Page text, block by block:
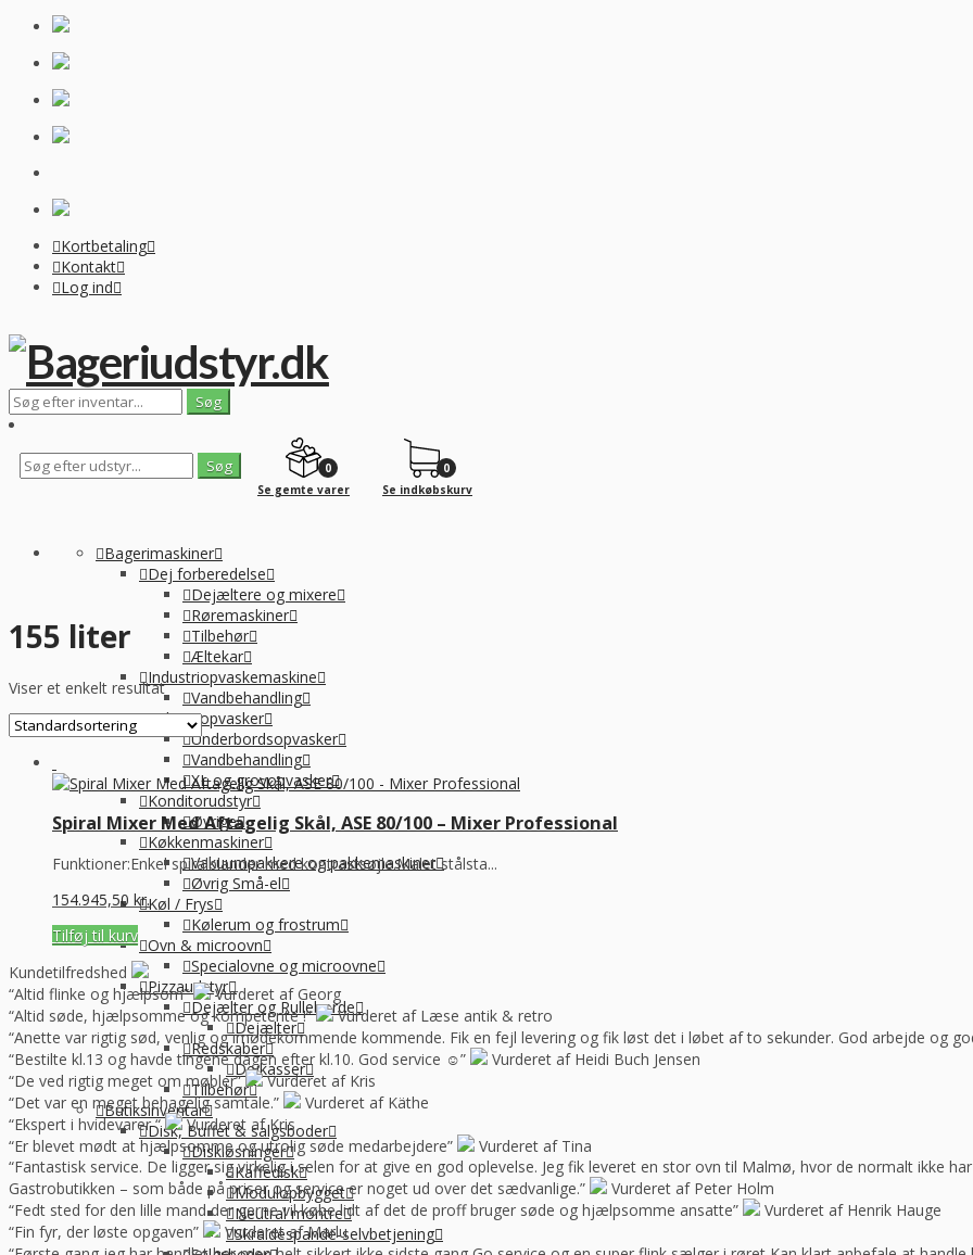
Kortbetaling
Kontakt
Log ind
0
Se gemte varer
0
Se indkøbskurv
Bagerimaskiner
Dej forberedelse
Dejæltere og mixere
Røremaskiner
Tilbehør
Æltekar
Industriopvaskemaskine
Vandbehandling
Industriopvasker
Underbordsopvasker
Vandbehandling
XL og grovopvasker
Konditorudstyr
Øvrige
Køkkenmaskiner
Vakuumpakkere og pakkemaskiner
Øvrig Små-el
Køl / Frys
Kølerum og frostrum
Ovn & microovn
Specialovne og microovne
Pizzaudstyr
Dejælter og Rulleborde
Dejælter
Redskaber
Dejkasser
Tilbehør
Butiksinventar
Disk, Buffet & salgsboder
Diskløsninger
Kaffedisk
Modulopbygget
Neutral montre
Skraldespande-selvbetjening
155 liter
Viser et enkelt resultat
Spiral Mixer Med Aftagelig Skål, ASE 80/100 – Mixer Professional
Funktioner:Enkel spiralblander med kontrastsøjle.Malet stålsta...
154.945,50 kr.
Tilføj til kurv
Kundetilfredshed
“Altid flinke og hjælpsom”
Vurderet af Georg
“Altid søde, hjælpsomme og kompetente !”
Vurderet af Læse antik & retro
“Anette var rigtig sød, venlig og imødekommende kommende. Fik en fejl levering og fik løst det i løbet af to sekunder. God arbejde og
“Bestilte kl.13 og havde tingene dagen efter kl.10. God service ☺”
Vurderet af Heidi Buch Jensen
“De ved rigtig meget om møbler”
Vurderet af Kris
“Det var en meget behagelig samtale.”
Vurderet af Käthe
“Ekspert i hvidevarer “
Vurderet af Kris
“Er blevet mødt at hjælpsomme og utrolig søde medarbejdere”
Vurderet af Tina
“Fantastisk service. De ligger sig virkelig i selen for at give en god oplevelse. Jeg fik leveret en stor ovn til Malmø, hvor de normalt ikke
Gastrobutikken – som både på priser og service er noget ud over det sædvanlige.”
Vurderet af Peter Holm
“Fedt sted for den lille mand der gerne vil købe lidt af det de proff bruger søde og hjælpsomme ansatte”
Vurderet af Henrik Hauge
“Fin fyr, der løste opgaven”
Vurderet af Marlu